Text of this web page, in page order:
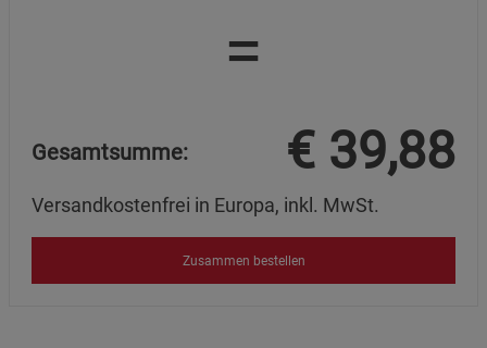
=
Gesamtsumme: € 39,88
Versandkostenfrei in Europa, inkl. MwSt.
Zusammen bestellen